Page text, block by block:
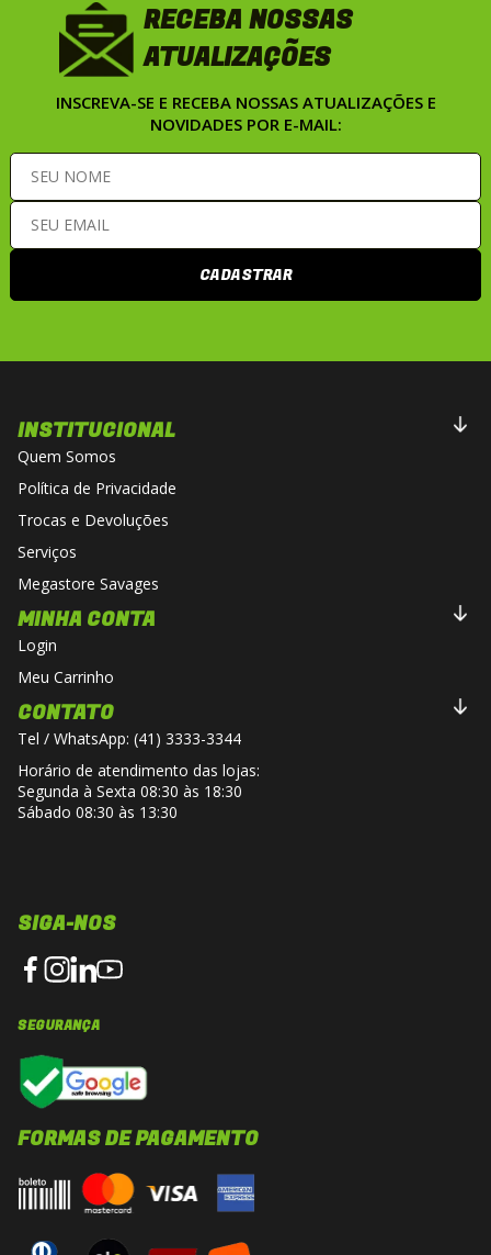
RECEBA NOSSAS
ATUALIZAÇÕES
INSCREVA-SE E RECEBA NOSSAS ATUALIZAÇÕES E
NOVIDADES POR E-MAIL:
CADASTRAR
INSTITUCIONAL
Quem Somos
Política de Privacidade
Trocas e Devoluções
Serviços
Megastore Savages
MINHA CONTA
Login
Meu Carrinho
CONTATO
Tel / WhatsApp: (41) 3333-3344
Horário de atendimento das lojas:
Segunda à Sexta 08:30 às 18:30
Sábado 08:30 às 13:30
SIGA-NOS
SEGURANÇA
FORMAS DE PAGAMENTO